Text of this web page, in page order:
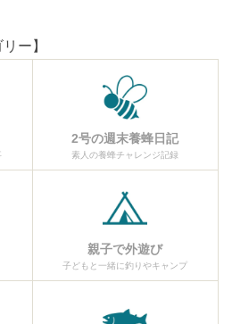
ー】
2号の週末養蜂日記
素人の養蜂チャレンジ記録
親子で外遊び
子どもと一緒に釣りやキャンプ